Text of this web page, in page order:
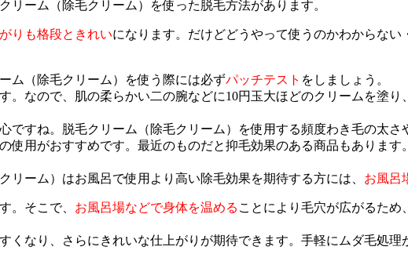
ーム（除毛クリーム）を使った脱毛方法があります。
りも格段ときれいになります。だけどどうやって使うのかわからな
ム（除毛クリーム）を使う際には必ずパッチテスト をしましょう。
なので、肌の柔らかい二の腕などに10円玉大ほどのクリームを塗り
すね。脱毛クリーム（除毛クリーム）を使用する頻度わき毛の太さ
使用がおすすめです。最近のものだと抑毛効果のある商品もありま
ーム）はお風呂で使用より高い除毛効果を期待する方には、 お風呂
。そこで、 お風呂場などで身体を温める ことにより毛穴が広がるた
なり、さらにきれいな仕上がりが期待できます。手軽にムダ毛処理